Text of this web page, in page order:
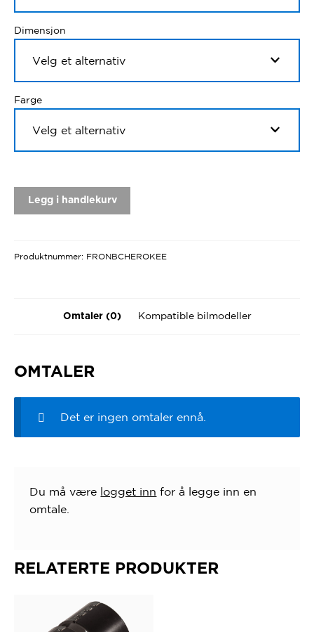
Dimensjon
Farge
Legg i handlekurv
Produktnummer: FRONBCHEROKEE
Omtaler (0) Kompatible bilmodeller
OMTALER
Det er ingen omtaler ennå.
Du må være logget inn for å legge inn en
omtale.
RELATERTE PRODUKTER